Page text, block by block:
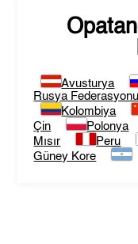
Avusturya
Rusya Federasyonu
Kolombiya
Çin
Polonya
Mısır
Peru
Güney Kore